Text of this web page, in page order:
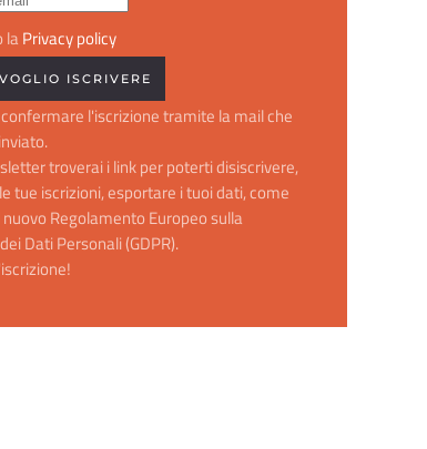
laPrivacy policy
l'iscrizione tramite la mail che
troverai i link per poterti disiscrivere,
tue iscrizioni, esportare i tuoi dati, come
Regolamento Europeo sulla
Dati Personali (GDPR).